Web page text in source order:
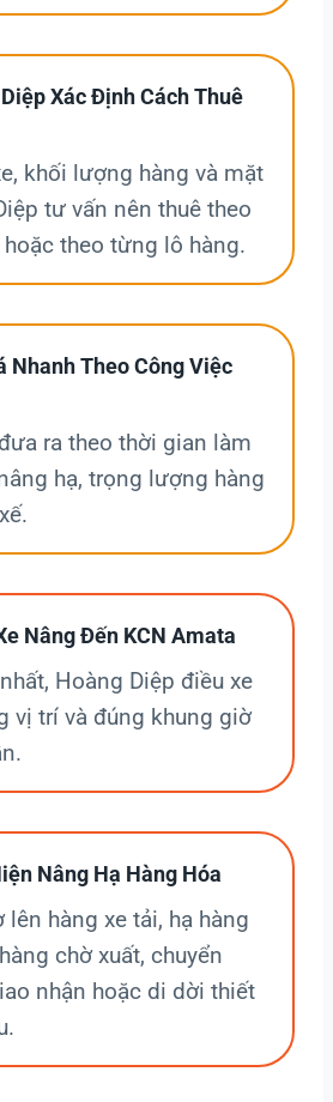
Xác Định Cách Thuê
khối lượng hàng và mặt
tư vấn nên thuê theo
theo từng lô hàng.
Nhanh Theo Công Việc
ra theo thời gian làm
hạ, trọng lượng hàng
Nâng Đến KCN Amata
Hoàng Diệp điều xe
vị trí và đúng khung giờ
Nâng Hạ Hàng Hóa
lên hàng xe tải, hạ hàng
chờ xuất, chuyển
nhận hoặc di dời thiết